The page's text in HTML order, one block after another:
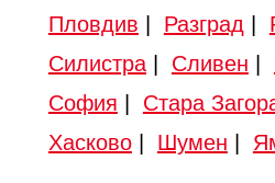
Пловдив
Разград
Силистра| Сливен
София
Стара
Хасково| Шумен